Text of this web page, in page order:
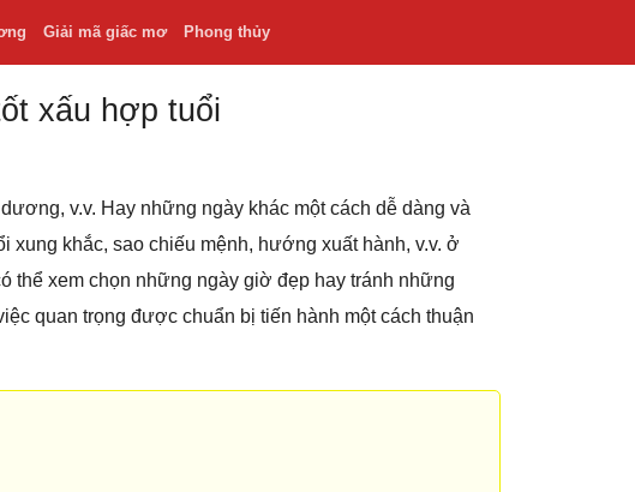
Giải mã giấc mơ Phong thủy
xấu hợp tuổi
v.v. Hay những ngày khác một cách dễ dàng và
xung khắc, sao chiếu mệnh, hướng xuất hành, v.v. ở
thể xem chọn những ngày giờ đẹp hay tránh những
quan trọng được chuẩn bị tiến hành một cách thuận